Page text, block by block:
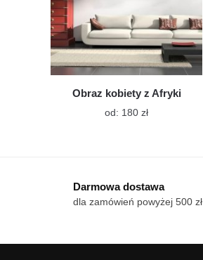
Obraz kobiety z Afryki
od: 180 złTen
Opcje
można
Darmowa dostawa
dla zamówień powyżej 500 zł